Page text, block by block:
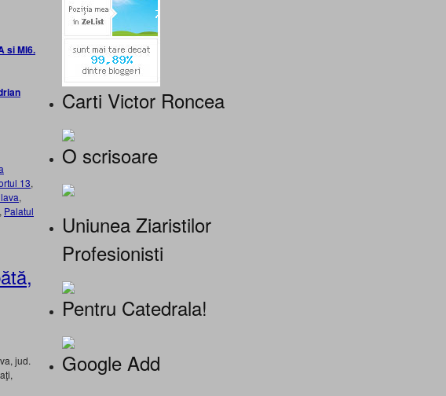
si MI6.
13,
,
, Palatul
jud.
Carti Victor Roncea
O scrisoare
Uniunea Ziaristilor
Profesionisti
Pentru Catedrala!
Google Add